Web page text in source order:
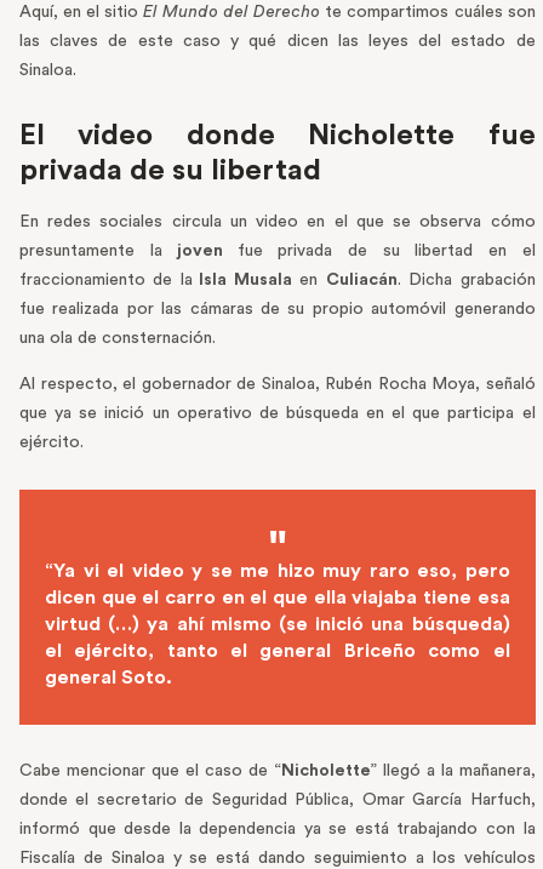
Aquí, en el sitioEl Mundo del Derecho te compartimos cuáles son
las claves de este caso y qué dicen las leyes del estado de
Sinaloa.
El video donde Nicholette fue
privada de su libertad
En redes sociales circula un video en el que se observa cómo
presuntamente la joven fue privada de su libertad en el
fraccionamiento de la Isla Musala en Culiacán. Dicha grabación
fue realizada por las cámaras de su propio automóvil generando
una ola de consternación.
Al respecto, el gobernador de Sinaloa, Rubén Rocha Moya, señaló
que ya se inició un operativo de búsqueda en el que participa el
ejército.
“Ya vi el video y se me hizo muy raro eso, pero
dicen que el carro en el que ella viajaba tiene esa
virtud (…) ya ahí mismo (se inició una búsqueda)
el ejército, tanto el general Briceño como el
general Soto.
Cabe mencionar que el caso de “Nicholette” llegó a la mañanera,
donde el secretario de Seguridad Pública, Omar García Harfuch,
informó que desde la dependencia ya se está trabajando con la
Fiscalía de Sinaloa y se está dando seguimiento a los vehículos